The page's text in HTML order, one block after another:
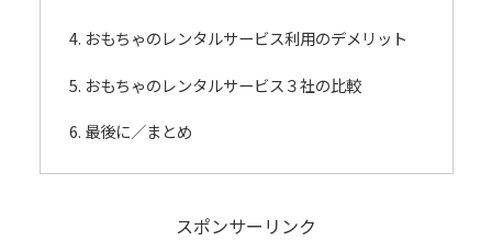
おもちゃのレンタルサービス利用のデメリット
おもちゃのレンタルサービス３社の比較
最後に／まとめ
スポンサーリンク